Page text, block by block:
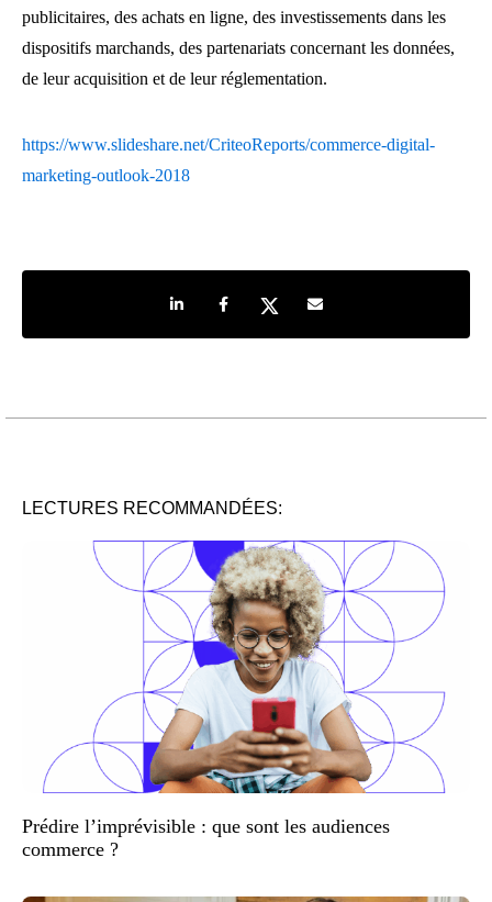
publicitaires, des achats en ligne, des investissements dans les
dispositifs marchands, des partenariats concernant les données,
de leur acquisition et de leur réglementation.
https://www.slideshare.net/CriteoReports/commerce-digital-
marketing-outlook-2018
Share on LinkedIn
Share on Facebook
Share on TwitterShare by e-mail
LECTURES RECOMMANDÉES:
Prédire l’imprévisible : que sont les audiences
commerce ?